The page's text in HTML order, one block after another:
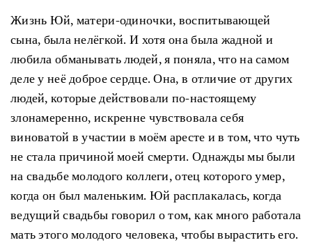
Жизнь Юй, матери-одиночки, воспитывающей
сына, была нелёгкой. И хотя она была жадной и
любила обманывать людей, я поняла, что на самом
деле у неё доброе сердце. Она, в отличие от других
людей, которые действовали по-настоящему
злонамеренно, искренне чувствовала себя
виноватой в участии в моём аресте и в том, что чуть
не стала причиной моей смерти. Однажды мы были
на свадьбе молодого коллеги, отец которого умер,
когда он был маленьким. Юй расплакалась, когда
ведущий свадьбы говорил о том, как много работала
мать этого молодого человека, чтобы вырастить его.